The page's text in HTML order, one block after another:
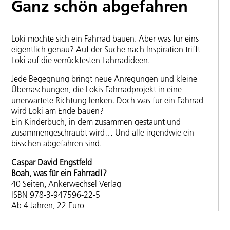
Ganz schön abgefahren
Loki möchte sich ein Fahrrad bauen. Aber was für eins
eigentlich genau? Auf der Suche nach Inspiration trifft
Loki auf die verrücktesten Fahrradideen.
Jede Begegnung bringt neue Anregungen und kleine
Überraschungen, die Lokis Fahrradprojekt in eine
unerwartete Richtung lenken. Doch was für ein Fahrrad
wird Loki am Ende bauen?
Ein Kinderbuch, in dem zusammen gestaunt und
zusammengeschraubt wird… Und alle irgendwie ein
bisschen abgefahren sind.
Caspar David Engstfeld
Boah, was für ein Fahrrad!?
40 Seiten, Ankerwechsel Verlag
ISBN 978-3-947596-22-5
Ab 4 Jahren, 22 Euro